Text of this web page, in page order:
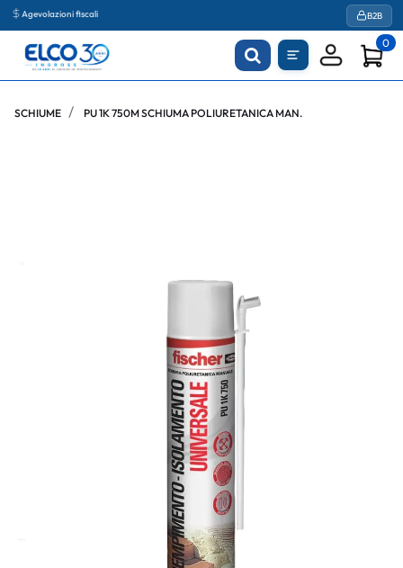
Agevolazioni fiscali B2B
0
SCHIUME PU 1K 750M SCHIUMA POLIURETANICA MAN.